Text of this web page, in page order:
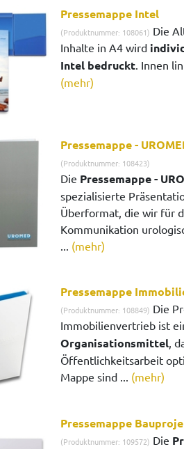
Pressemappe Intel
(Produktnummer: 108061) Die
Inhalte in A4 wird
Intel bedruckt. Innen
(mehr)
Pressemappe -
(Produktnummer: 108423)
Die Pressemappe -
spezialisierte
Überformat, die wir für
Kommunikation
... (mehr)
Pressemappe
(Produktnummer: 108849) Die
Immobilienvertrieb ist
Organisationsmittel,
Öffentlichkeitsarbeit
Mappe sind ... (mehr)
Pressemappe
(Produktnummer: 109572) Die